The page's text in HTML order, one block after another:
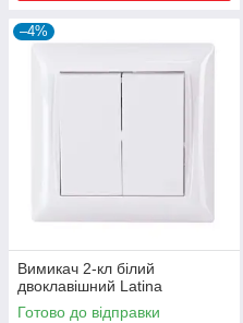
–4%
Вимикач 2-кл білий
двоклавішний Latina
Готово до відправки